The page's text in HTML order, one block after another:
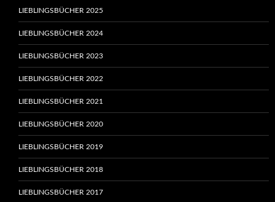
LIEBLINGSBÜCHER 2025
LIEBLINGSBÜCHER 2024
LIEBLINGSBÜCHER 2023
LIEBLINGSBÜCHER 2022
LIEBLINGSBÜCHER 2021
LIEBLINGSBÜCHER 2020
LIEBLINGSBÜCHER 2019
LIEBLINGSBÜCHER 2018
LIEBLINGSBÜCHER 2017